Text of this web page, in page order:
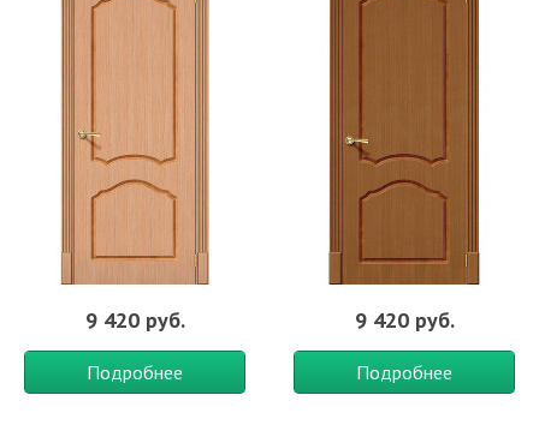
9 420 руб.
Подробнее
9 420 руб.
Подробнее